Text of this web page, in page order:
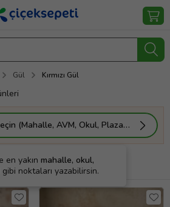
Gül Kırmızı Gül
Gönderim Yeri Seçin (Mahalle, AVM, Okul, Plaza vs.)
en yakın mahalle, okul,
gibi noktaları yazabilirsin.
Kişiye Özel